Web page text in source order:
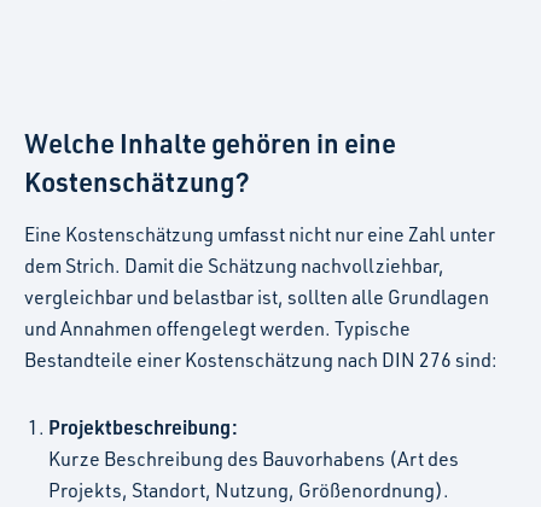
Welche Inhalte gehören in eine
Kostenschätzung?
Eine Kostenschätzung umfasst nicht nur eine Zahl unter
dem Strich. Damit die Schätzung nachvollziehbar,
vergleichbar und belastbar ist, sollten alle Grundlagen
und Annahmen offengelegt werden. Typische
Bestandteile einer Kostenschätzung nach DIN 276 sind:
Projektbeschreibung:
Kurze Beschreibung des Bauvorhabens (Art des
Projekts, Standort, Nutzung, Größenordnung).